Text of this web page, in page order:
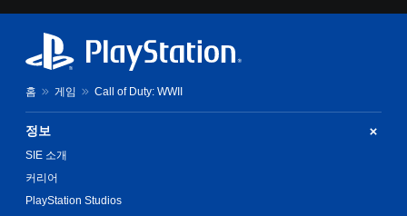
홈 게임 Call of Duty: WWII
정보
SIE 소개
커리어
PlayStation Studios